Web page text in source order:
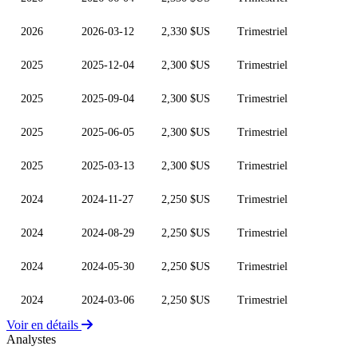
2026 2026-03-12 2,330 $US Trimestriel
2025 2025-12-04 2,300 $US Trimestriel
2025 2025-09-04 2,300 $US Trimestriel
2025 2025-06-05 2,300 $US Trimestriel
2025 2025-03-13 2,300 $US Trimestriel
2024 2024-11-27 2,250 $US Trimestriel
2024 2024-08-29 2,250 $US Trimestriel
2024 2024-05-30 2,250 $US Trimestriel
2024 2024-03-06 2,250 $US Trimestriel
Voir en détails
Analystes